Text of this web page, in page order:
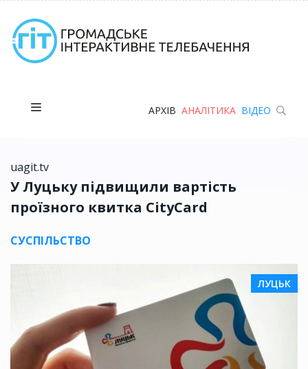
АРХІВ АНАЛІТИКА ВІДЕО
uagit.tv
У Луцьку підвищили вартість
проїзного квитка CityCard
СУСПІЛЬСТВО
ЛУЦЬК